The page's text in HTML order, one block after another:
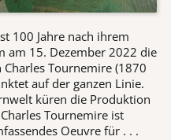
100 Jahre nach ihrem
am 15. Dezember 2022 die
Tournemire (1870
auf der ganzen Linie.
küren die Produktion
Tournemire ist
Oeuvre für . . .